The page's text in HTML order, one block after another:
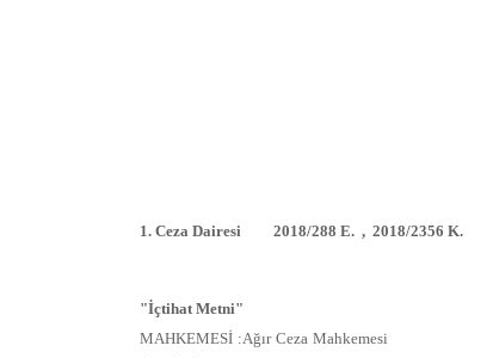
1. Ceza Dairesi 2018/288 E. , 2018/2356 K.
"İçtihat Metni"
MAHKEMESİ :Ağır Ceza Mahkemesi